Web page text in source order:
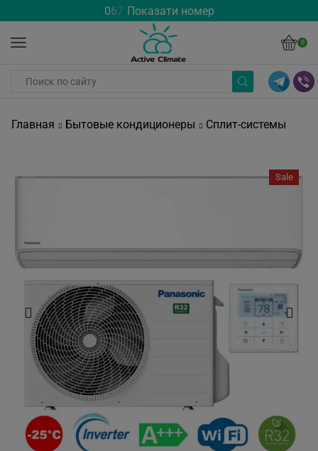
067 Показати номер
0
Главная Бытовые кондиционеры Сплит-системы
Sale